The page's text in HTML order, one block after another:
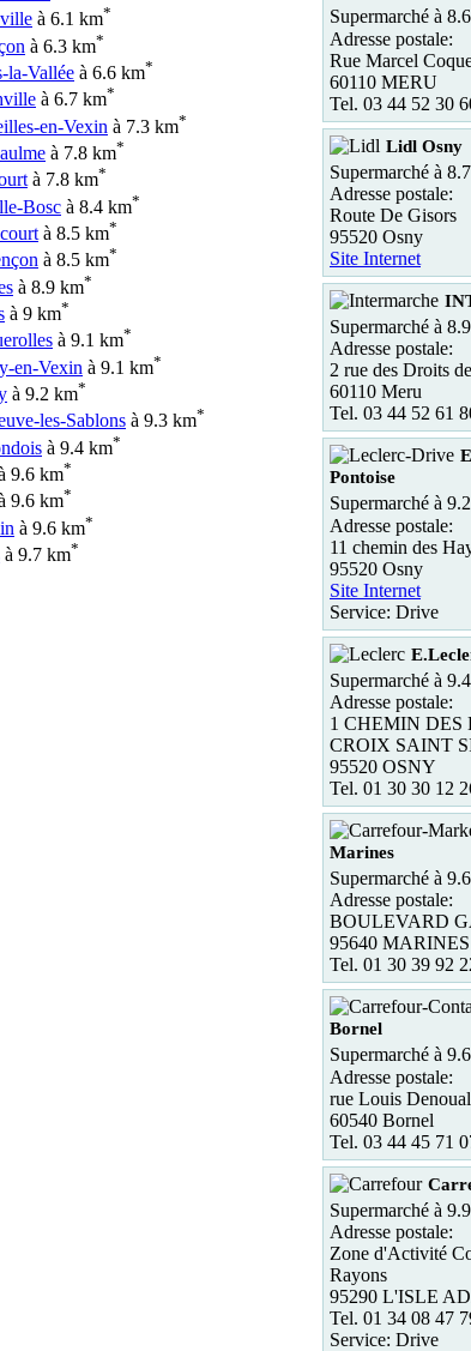
à 6.1 km*
à 6.3 km*
la-Vallée à 6.6 km*
à 6.7 km*
en-Vexin à 7.3 km*
à 7.8 km*
à 7.8 km*
Bosc à 8.4 km*
à 8.5 km*
à 8.5 km*
à 8.9 km*
à 9 km*
à 9.1 km*
en-Vexin à 9.1 km*
à 9.2 km*
les-Sablons à 9.3 km*
à 9.4 km*
9.6 km*
9.6 km*
à 9.6 km*
à 9.7 km*
Supermarché à
Adresse postale:
Rue Marcel
60110 MERU
Tel. 03 44 52 30
Lidl Osny
Supermarché à
Adresse postale:
Route De Gisors
95520 Osny
Site Internet
Supermarché à
Adresse postale:
2 rue des Droits
60110 Meru
Tel. 03 44 52 61
Pontoise
Supermarché à
Adresse postale:
11 chemin des
95520 Osny
Site Internet
Service: Drive
Supermarché à
Adresse postale:
1 CHEMIN DES
CROIX SAINT
95520 OSNY
Tel. 01 30 30 12
Marines
Supermarché à
Adresse postale:
BOULEVARD
95640 MARINES
Tel. 01 30 39 92
Bornel
Supermarché à
Adresse postale:
rue Louis
60540 Bornel
Tel. 03 44 45 71
Supermarché à
Adresse postale:
Zone d'Activité
Rayons
95290 L'ISLE
Tel. 01 34 08 47
Service: Drive